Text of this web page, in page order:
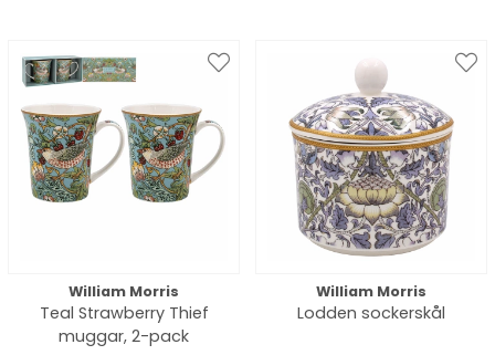
William Morris
Teal Strawberry Thief
muggar, 2-pack
William Morris
Lodden sockerskål